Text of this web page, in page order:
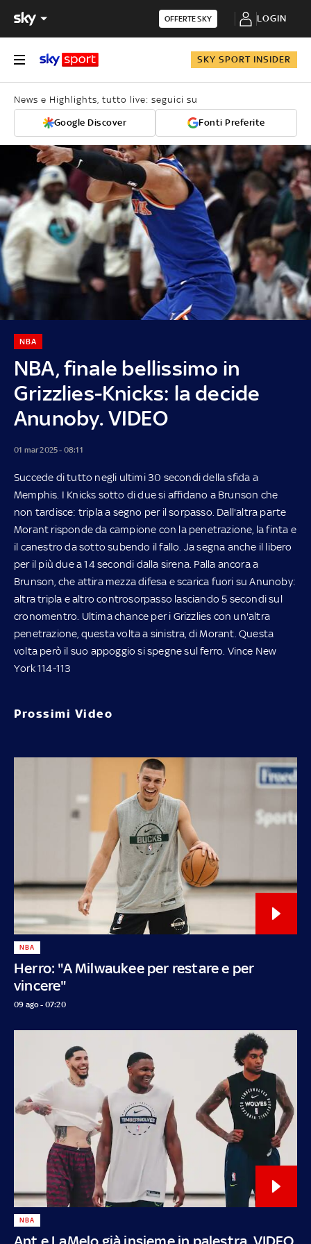
OFFERTE SKY LOGIN
SKY SPORT INSIDER
News e Highlights, tutto live: seguici su
Google Discover Fonti Preferite
NBA, finale bellissimo in
Grizzlies-Knicks: la decide
Anunoby. VIDEO
NBA
01 mar 2025 - 08:11
Succede di tutto negli ultimi 30 secondi della sfida a
Memphis. I Knicks sotto di due si affidano a Brunson che
non tardisce: tripla a segno per il sorpasso. Dall'altra parte
Morant risponde da campione con la penetrazione, la finta e
il canestro da sotto subendo il fallo. Ja segna anche il libero
per il più due a 14 secondi dalla sirena. Palla ancora a
Brunson, che attira mezza difesa e scarica fuori su Anunoby:
altra tripla e altro controsorpasso lasciando 5 secondi sul
cronomentro. Ultima chance per i Grizzlies con un'altra
penetrazione, questa volta a sinistra, di Morant. Questa
volta però il suo appoggio si spegne sul ferro. Vince New
York 114-113
Prossimi Video
Herro: "A Milwaukee per restare e per
vincere"
NBA
09 ago - 07:20
NBA